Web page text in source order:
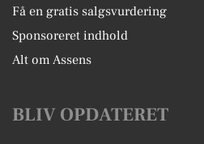
Få en gratis salgsvurdering
Sponsoreret indhold
Alt om Assens
BLIV OPDATERET